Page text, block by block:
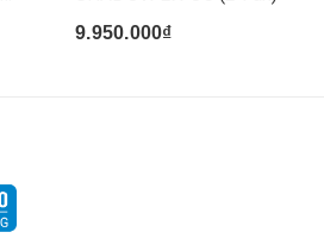
9.950.000₫